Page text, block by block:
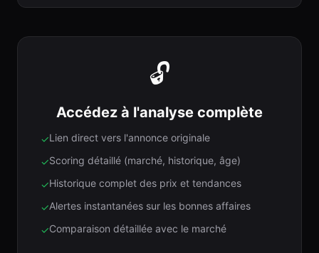
🔓
Accédez à l'analyse complète
✓Lien direct vers l'annonce originale
✓Scoring détaillé (marché, historique, âge)
✓Historique complet des prix et tendances
✓Alertes instantanées sur les bonnes affaires
✓Comparaison détaillée avec le marché